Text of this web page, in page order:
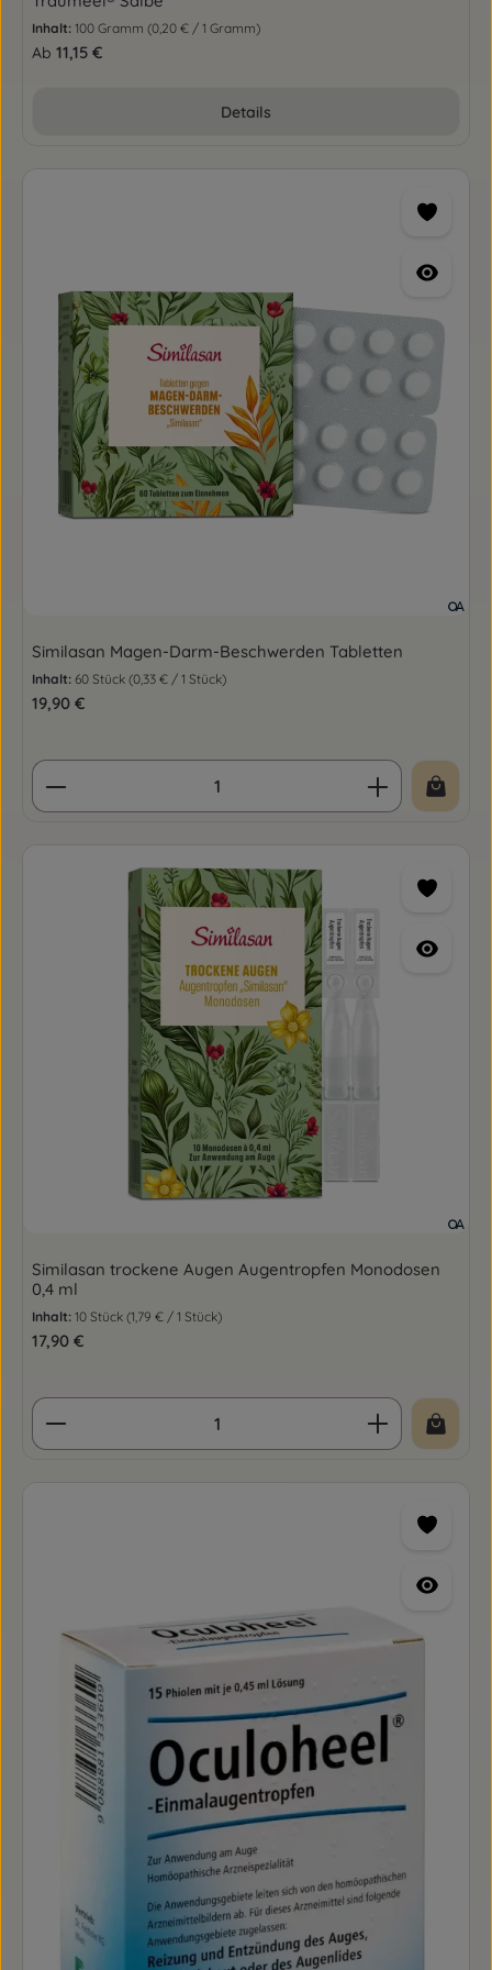
Inhalt: 100 Gramm (0,20 € / 1 Gramm)
Regulärer Preis:
Ab 11,15 €
Details
Similasan Magen-Darm-Beschwerden Tabletten
Inhalt: 60 Stück (0,33 € / 1 Stück)
Regulärer Preis:
19,90 €
Produkt Anzahl: Gib den gewünschten Wert
Similasan trockene Augen Augentropfen Monodosen
0,4 ml
Inhalt: 10 Stück (1,79 € / 1 Stück)
Regulärer Preis:
17,90 €
Produkt Anzahl: Gib den gewünschten Wert